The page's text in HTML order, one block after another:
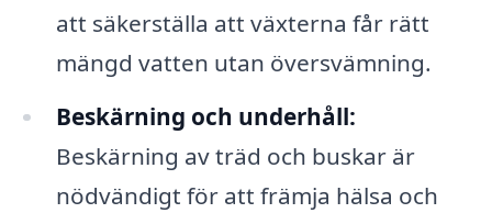
att säkerställa att växterna får rätt
mängd vatten utan översvämning.
Beskärning och underhåll:
Beskärning av träd och buskar är
nödvändigt för att främja hälsa och